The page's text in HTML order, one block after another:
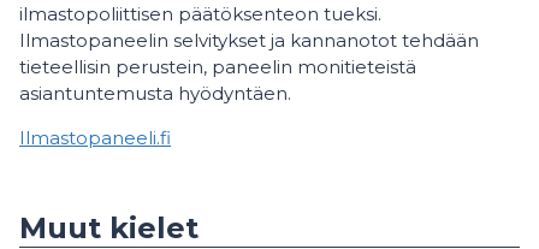
ilmastopoliittisen päätöksenteon tueksi.
Ilmastopaneelin selvitykset ja kannanotot tehdään
tieteellisin perustein, paneelin monitieteistä
asiantuntemusta hyödyntäen.
Ilmastopaneeli.fi
Muut kielet